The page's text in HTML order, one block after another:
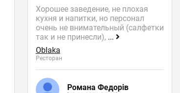
Хорошее заведение, не плохая
кухня и напитки, но персонал
очень не внимательный (салфетки
так и не принесли), ...
Oblaka
Ресторан
Романа Федорів